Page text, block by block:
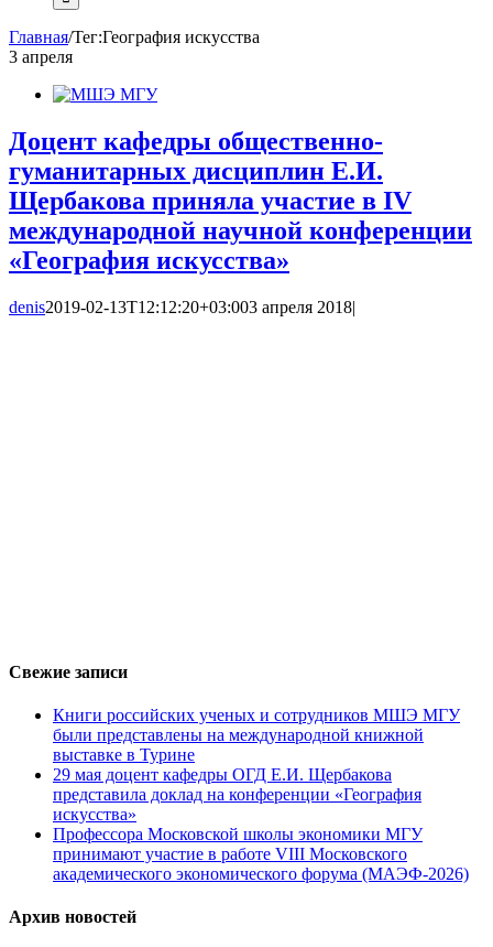
Главная/Тег:География искусства
3 апреля
Доцент кафедры общественно-
гуманитарных дисциплин Е.И.
Щербакова приняла участие в IV
международной научной конференции
«География искусства»
denis2019-02-13T12:12:20+03:003 апреля 2018|
Свежие записи
Книги российских ученых и сотрудников МШЭ МГУ
были представлены на международной книжной
выставке в Турине
29 мая доцент кафедры ОГД Е.И. Щербакова
представила доклад на конференции «География
искусства»
Профессора Московской школы экономики МГУ
принимают участие в работе VIII Московского
академического экономического форума (МАЭФ-2026)
Архив новостей